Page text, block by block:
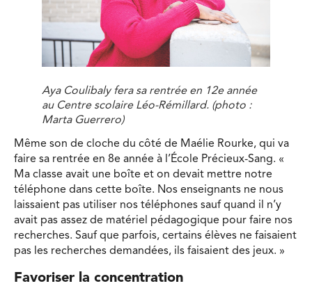
Aya Coulibaly fera sa rentrée en 12e année
au Centre scolaire Léo-Rémillard. (photo :
Marta Guerrero)
Même son de cloche du côté de Maélie Rourke, qui va
faire sa rentrée en 8e année à l’École Précieux-Sang. «
Ma classe avait une boîte et on devait mettre notre
téléphone dans cette boîte. Nos enseignants ne nous
laissaient pas utiliser nos téléphones sauf quand il n’y
avait pas assez de matériel pédagogique pour faire nos
recherches. Sauf que parfois, certains élèves ne faisaient
pas les recherches demandées, ils faisaient des jeux. »
Favoriser la concentration